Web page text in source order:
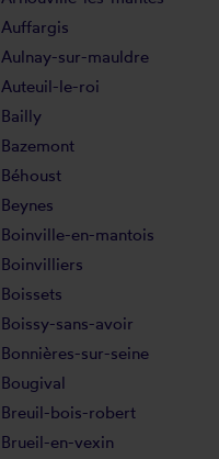
Auffargis
Aulnay-sur-mauldre
Auteuil-le-roi
Bailly
Bazemont
Béhoust
Beynes
Boinville-en-mantois
Boinvilliers
Boissets
Boissy-sans-avoir
Bonnières-sur-seine
Bougival
Breuil-bois-robert
Brueil-en-vexin